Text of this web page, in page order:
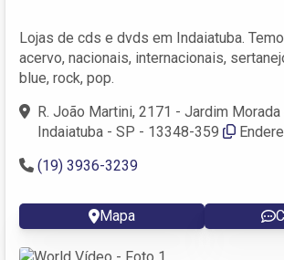
Lojas de cds e dvds em Indaiatuba.
acervo, nacionais, internacionais,
blue, rock, pop.
R. João Martini, 2171 - Jardim
Indaiatuba - SP - 13348-359
(19) 3936-3239
Mapa